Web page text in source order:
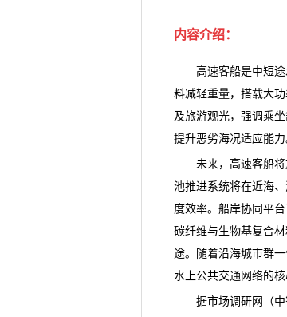
内容介绍：
高速客船是中短
料减轻重量，搭载大
及旅游观光，强调乘
提升恶劣海况适应能
未来，高速客船将
池推进系统将在近海
度效率。船岸协同平
碳纤维与生物基复合
途。随着沿海城市群
水上公共交通网络的核
据市场调研网（中